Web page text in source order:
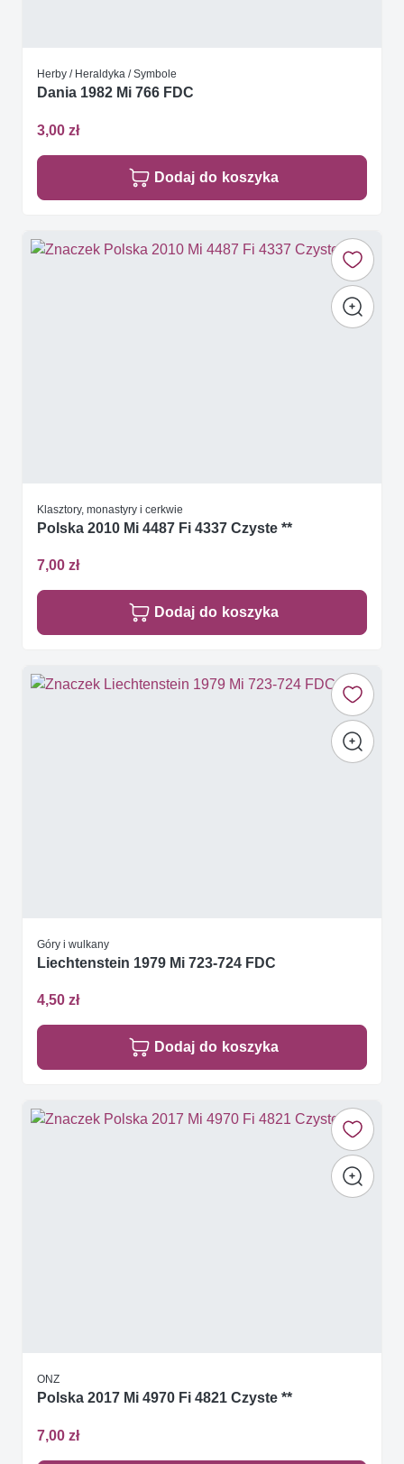
Herby / Heraldyka / Symbole
Dania 1982 Mi 766 FDC
3,00 zł
Dodaj do koszyka
Klasztory, monastyry i cerkwie
Polska 2010 Mi 4487 Fi 4337 Czyste **
7,00 zł
Dodaj do koszyka
Góry i wulkany
Liechtenstein 1979 Mi 723-724 FDC
4,50 zł
Dodaj do koszyka
ONZ
Polska 2017 Mi 4970 Fi 4821 Czyste **
7,00 zł